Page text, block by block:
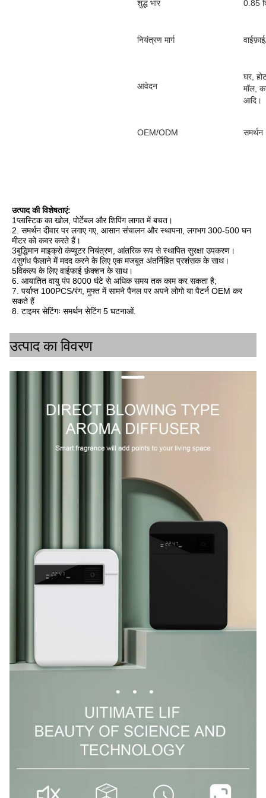
शुद्ध भार 0.85
नियंत्रण मार्ग
आवेदन
घर,
मॉल,
आदि।
OEM/ODM समर्थन
उत्पाद की विशेषताएं:
1प्लास्टिक का खोल, पोर्टेबल और शिपिंग लागत में बचत।
2. समर्थन दीवार पर लगाए गए, आसान संचालन और स्थापना, लगभग 300-500 घन
मीटर को कवर करते हैं।
3बुद्धिमान माइक्रो कंप्यूटर नियंत्रण, आंतरिक रूप से स्थापित सुरक्षा उपकरण।
4सुगंध फैलाने में मदद करने के लिए एक मजबूत अंतर्निहित प्रशंसक के साथ।
5विकल्प के लिए वाईफाई फ़ंक्शन के साथ।
6. आयातित वायु पंप 8000 घंटे से अधिक समय तक काम कर सकता है;
7. पर्याप्त 100PCS/रंग, मुफ्त में सामने पैनल पर अपने लोगो या पैटर्न OEM कर
सकते हैं
8. टाइमर सेटिंगः समर्थन सेटिंग 5 घटनाओं.
उत्पाद का विवरण